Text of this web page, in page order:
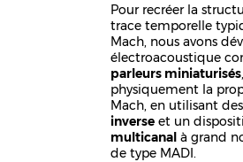
Pour recréer la
trace temporelle
Mach, nous avons
électroacoustique
parleurs miniaturisés
physiquement la
Mach, en utilisant
inverse et un
multicanal à grand
de type MADI.